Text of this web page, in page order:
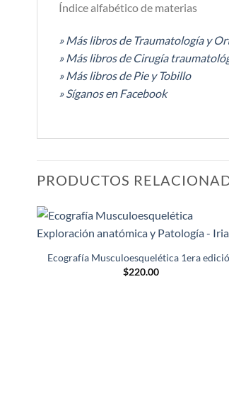
Índice alfabético de materias
» Más libros de Traumatología y
» Más libros de Cirugía
» Más libros de Pie y Tobillo
» Síganos en Facebook
PRODUCTOS
a la
Ecografía Musculoesquelética 1era
$220.00